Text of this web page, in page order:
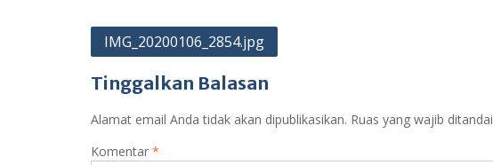
Navigasi
IMG_20200106_2854.jpg
Tinggalkan Balasan
Alamat email Anda tidak akan dipublikasikan. Ruas yang wajib ditandai
Komentar *